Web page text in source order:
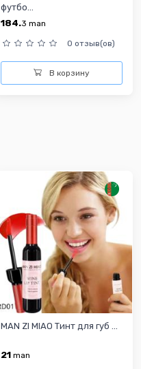
футбо...
184.3 man
0 отзыв(ов)
В корзину
MAN ZI MIAO Тинт для губ ...
21 man